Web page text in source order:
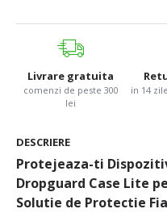
Livrare gratuita
comenzi de peste 300
lei
in 14
DESCRIERE
Protejeaza-ti
Dropguard Case Lite
Solutie de Protectie